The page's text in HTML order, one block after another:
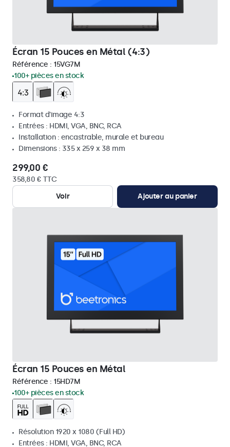
Écran 15 Pouces en Métal (4:3)
Référence : 15VG7M
100+ pièces en stock
Format d'image 4:3
Entrées : HDMI, VGA, BNC, RCA
Installation : encastrable, murale et bureau
Dimensions : 335 x 259 x 38 mm
299,00 €
358,80 € TTC
Voir
Ajouter au panier
Écran 15 Pouces en Métal
Référence : 15HD7M
100+ pièces en stock
Résolution 1920 x 1080 (Full HD)
Entrées : HDMI, VGA, BNC, RCA